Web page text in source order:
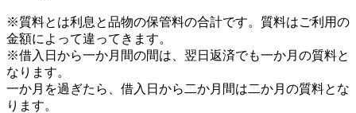
※質料とは利息と品物の保管料の合計です。質料はご利用の
金額によって違ってきます。
※借入日から一か月間の間は、翌日返済でも一か月の質料と
なります。
一か月を過ぎたら、借入日から二か月間は二か月の質料とな
ります。